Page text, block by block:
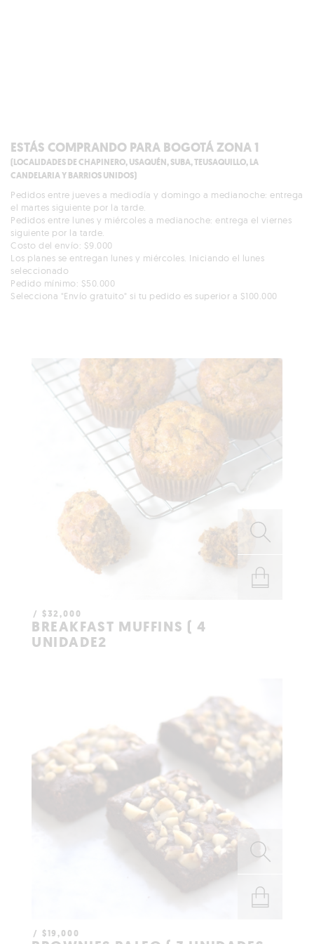
ESTÁS COMPRANDO PARA BOGOTÁ ZONA 1
(LOCALIDADES DE CHAPINERO, USAQUÉN, SUBA, TEUSAQUILLO, LA
CANDELARIA Y BARRIOS UNIDOS)
Pedidos entre jueves a mediodía y domingo a medianoche: entrega
el martes siguiente por la tarde.
Pedidos entre lunes y miércoles a medianoche: entrega el viernes
siguiente por la tarde.
Costo del envío: $9.000
Los planes se entregan lunes y miércoles. Iniciando el lunes
seleccionado
Pedido mínimo: $50.000
Selecciona "Envío gratuito" si tu pedido es superior a $100.000
$32,000
BREAKFAST MUFFINS ( 4
UNIDADE2
$19,000